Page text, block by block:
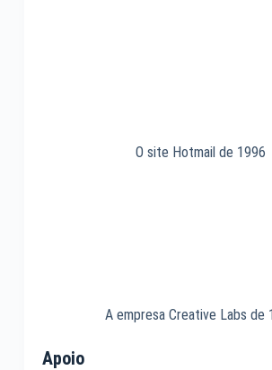
O site Hotmail de 1996
A empresa Creative Labs de
Apoio